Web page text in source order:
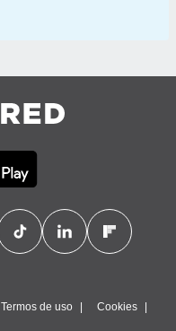
Termos de uso Cookies